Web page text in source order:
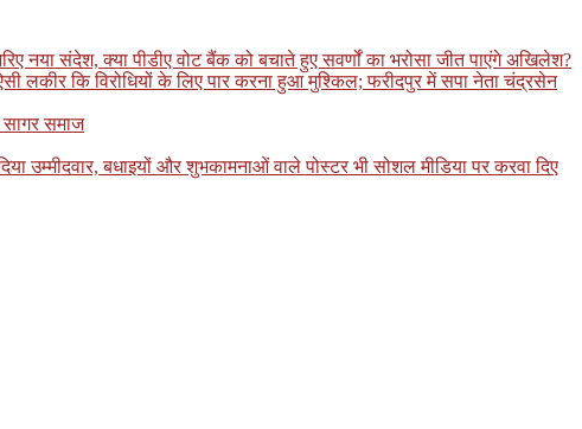
नया संदेश, क्या पीडीए वोट बैंक को बचाते हुए सवर्णों का भरोसा जीत पाएंगे अखिलेश?
लकीर कि विरोधियों के लिए पार करना हुआ मुश्किल; फरीदपुर में सपा नेता चंद्रसेन
सागर समाज
उम्मीदवार, बधाइयों और शुभकामनाओं वाले पोस्टर भी सोशल मीडिया पर करवा दिए